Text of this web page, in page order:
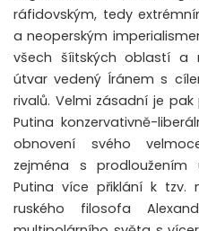
ráfidovským, tedy
a neoperským
všech šíitských oblastí a
útvar vedený Íránem s
rivalů. Velmi zásadní je
Putina konzervativně-
obnovení svého
zejména s prodloužením
Putina více přiklání k tzv.
ruského filosofa